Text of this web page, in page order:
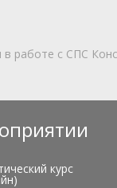
работе с СПС
курс